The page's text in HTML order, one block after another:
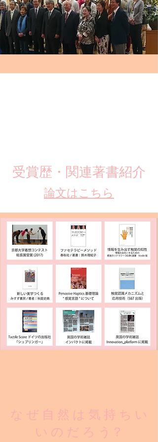
​受賞歴・関連著書紹介
​論文はこちら
な ぜ 自 然 は 気 持 ち い
い の だ ろ う？